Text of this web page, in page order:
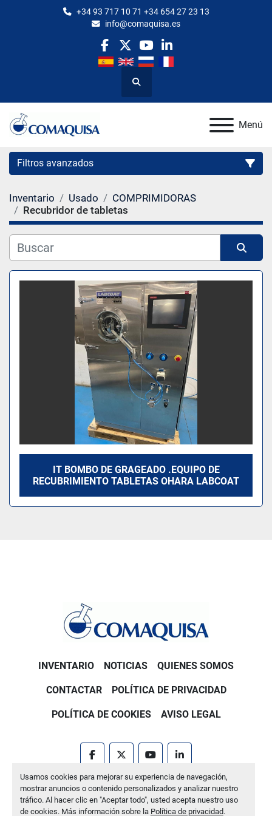
Usamos cookies para mejorar su experiencia de navegación,
mostrar anuncios o contenido personalizados y analizar nuestro
tráfico. Al hacer clic en "Aceptar todo", usted acepta nuestro uso
de cookies. Más información sobre la Política de privacidad.
+34 93 717 10 71 +34 654 27 23 13
info@comaquisa.es
facebook
twitteryoutubelinkedin
Buscar
Menú
Filtros avanzados
Categoría
Fabricante
Modelo
Inventario Usado
COMPRIMIDORAS
Recubridor de tabletas
Ordenar por
IT BOMBO DE GRAGEADO .EQUIPO DE
RECUBRIMIENTO TABLETAS OHARA LABCOAT
INVENTARIO NOTICIAS QUIENES SOMOS
CONTACTAR POLÍTICA DE PRIVACIDAD
POLÍTICA DE COOKIES AVISO LEGAL
facebooktwitter youtubelinkedin
Machinio Systemsitio web deMachinio
Administrar cookies